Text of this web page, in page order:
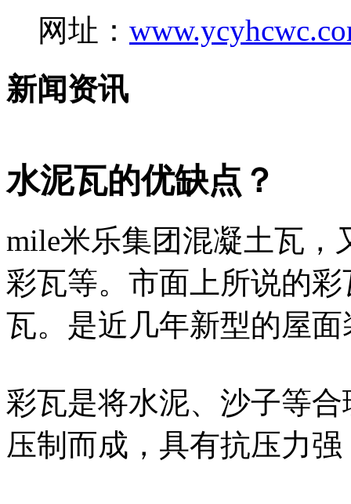
网址：
新闻资讯
水泥瓦的优缺点？
mile米乐集团混凝土瓦，
彩瓦等。市面上所说的
瓦。是近几年新型的屋
彩瓦是将水泥、沙子等
压制而成，具有抗压力